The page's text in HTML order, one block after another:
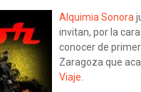
Alquimia Sonora
invitan, por la
conocer de
Zaragoza que
Viaje.